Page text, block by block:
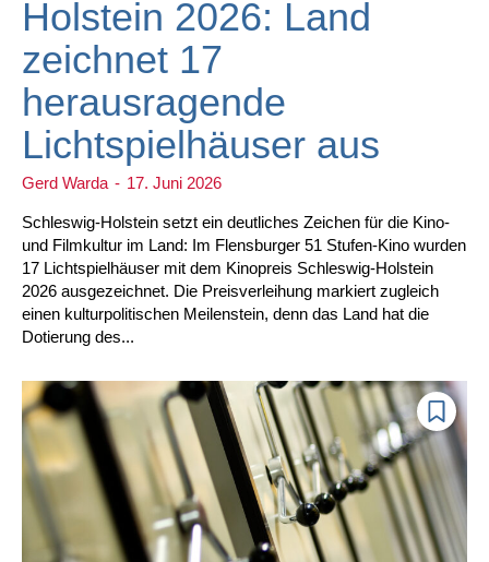
Holstein 2026: Land
zeichnet 17
herausragende
Lichtspielhäuser aus
Gerd Warda - 17. Juni 2026
Schleswig-Holstein setzt ein deutliches Zeichen für die Kino-
und Filmkultur im Land: Im Flensburger 51 Stufen-Kino wurden
17 Lichtspielhäuser mit dem Kinopreis Schleswig-Holstein
2026 ausgezeichnet. Die Preisverleihung markiert zugleich
einen kulturpolitischen Meilenstein, denn das Land hat die
Dotierung des...